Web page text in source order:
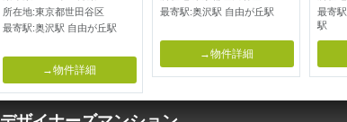
所在地:東京都世田谷区
最寄駅:奥沢駅 自由が丘駅
→物件詳細
最寄駅:奥沢駅 自由が丘駅
→物件詳細
最寄
駅